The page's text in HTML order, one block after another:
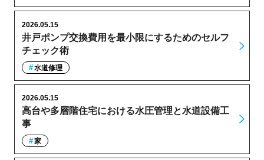
井戸ポンプ交換費用を最小限にするためのセルフ
チェック術
2026.05.15
水道修理
高台や多層階住宅における水圧管理と水道設備工
事
2026.05.15
家